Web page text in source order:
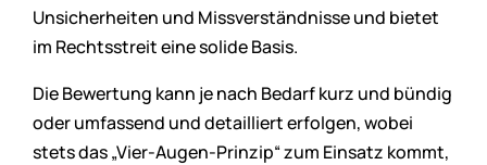
Unsicherheiten und Missverständnisse und bietet
im Rechtsstreit eine solide Basis.
Die Bewertung kann je nach Bedarf kurz und bündig
oder umfassend und detailliert erfolgen, wobei
stets das „Vier-Augen-Prinzip“ zum Einsatz kommt,